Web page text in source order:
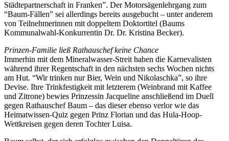
Städtepartnerschaft in Franken”. Der Motorsägenlehrgang zum
“Baum-Fällen” sei allerdings bereits ausgebucht – unter anderem
von Teilnehmerinnen mit doppeltem Doktortitel (Baums
Kommunalwahl-Konkurrentin Dr. Dr. Kristina Becker).
Prinzen-Familie ließ Rathauschef keine Chance
Immerhin mit dem Mineralwasser-Streit haben die Karnevalisten
während ihrer Regentschaft in den nächsten sechs Wochen nichts
am Hut. “Wir trinken nur Bier, Wein und Nikolaschka”, so ihre
Devise. Ihre Trinkfestigkeit mit letzterem (Weinbrand mit Kaffee
und Zitrone) bewies Prinzessin Jacqueline anschließend im Duell
gegen Rathauschef Baum – das dieser ebenso verlor wie das
Heimatwissen-Quiz gegen Prinz Florian und das Hula-Hoop-
Wettkreisen gegen deren Tochter Luisa.